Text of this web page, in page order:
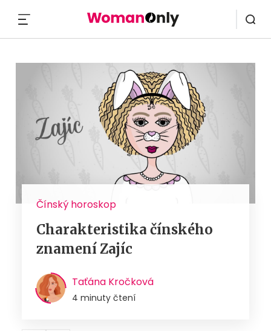
Čínský horoskop
Charakteristika čínského
znamení Zajíc
Taťána Kročková
4 minuty čtení